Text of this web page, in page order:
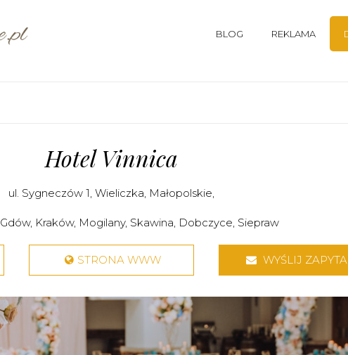
BLOG REKLAMA
Hotel Vinnica
ul. Sygneczów 1, Wieliczka, Małopolskie,
Gdów, Kraków, Mogilany, Skawina, Dobczyce, Siepraw
STRONA WWW WYŚLIJ